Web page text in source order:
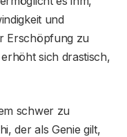
und
Erschöpfung zu
sich drastisch,
schwer zu
der als Genie gilt,